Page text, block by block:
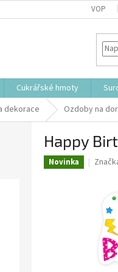
VOP
Cukrářské hmoty
dekorace Ozdoby na
Happy
Novinka